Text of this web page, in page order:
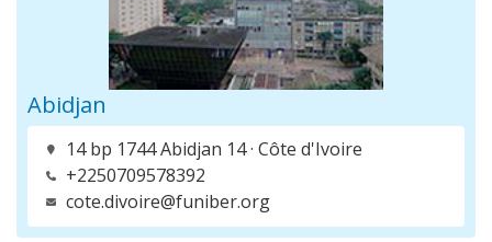
Abidjan
14 bp 1744 Abidjan 14 · Côte d'Ivoire
+2250709578392
cote.divoire@funiber.org